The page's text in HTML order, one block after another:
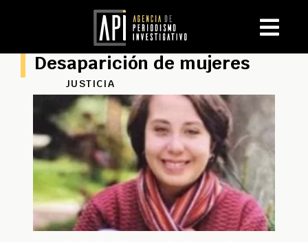
Desaparición de mujeres
JUSTICIA